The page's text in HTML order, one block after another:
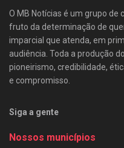
O MB Notícias é um grupo de
fruto da determinação de
imparcial que atenda, em
audiência. Toda a produção
pioneirismo, credibilidade,
e compromisso.
Siga a gente
Nossos municípios